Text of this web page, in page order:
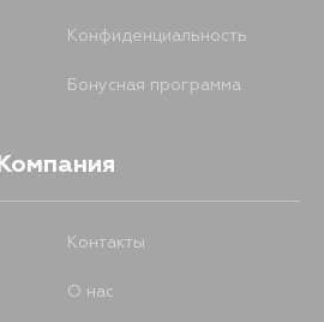
Конфиденциальность
Бонусная программа
Компания
Контакты
О нас